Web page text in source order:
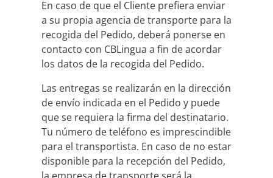
En caso de que el Cliente prefiera enviar
a su propia agencia de transporte para la
recogida del Pedido, deberá ponerse en
contacto con CBLingua a fin de acordar
los datos de la recogida del Pedido.
Las entregas se realizarán en la dirección
de envío indicada en el Pedido y puede
que se requiera la firma del destinatario.
Tu número de teléfono es imprescindible
para el transportista. En caso de no estar
disponible para la recepción del Pedido,
la empresa de transporte será la